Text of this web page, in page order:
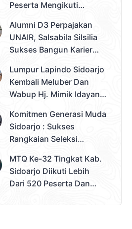
Peserta Mengikuti
Pemilihan Duta Muda
Sidoarjo 2026
Alumni D3 Perpajakan
UNAIR, Salsabila Silsilia
Sukses Bangun Karier
Muda
Lumpur Lapindo Sidoarjo
Kembali Meluber Dan
Wabup Hj. Mimik Idayana
Komitmen Generasi Muda
Sidoarjo : Sukses
Rangkaian Seleksi
Pemilihan Duta Muda
Sidoarjo 2026
MTQ Ke-32 Tingkat Kab.
Sidoarjo Diikuti Lebih
Dari 520 Peserta Dan
Juara Umum